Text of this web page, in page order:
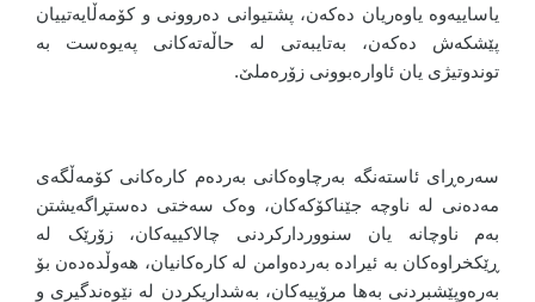
یاساییەوە یاوەریان دەکەن، پشتیوانی دەروونی و کۆمەڵایەتییان
پێشکەش دەکەن، بەتایبەتی لە حاڵەتەکانی پەیوەست بە
توندوتیژی یان ئاوارەبوونی زۆرەملێ.
سەرەڕای ئاستەنگە بەرچاوەکانی بەردەم کارەکانی کۆمەڵگەی
مەدەنی لە ناوچە جێناکۆکەکان، وەک سەختی دەستڕاگەیشتن
بەم ناوچانە یان سنووردارکردنی چالاکییەکان، زۆرێک لە
ڕێکخراوەکان بە ئیرادە بەردەوامن لە کارەکانیان، هەوڵدەدەن بۆ
بەرەوپێشبردنی بەها مرۆییەکان، بەشداریکردن لە نێوەندگیری و